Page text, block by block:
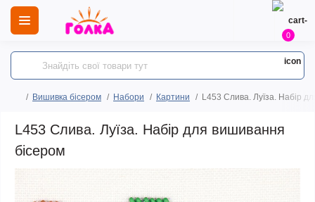
0
Вишивка бісером Набори Картини L453 Слива. Луїза. Набір
L453 Слива. Луїза. Набір для вишивання
бісером